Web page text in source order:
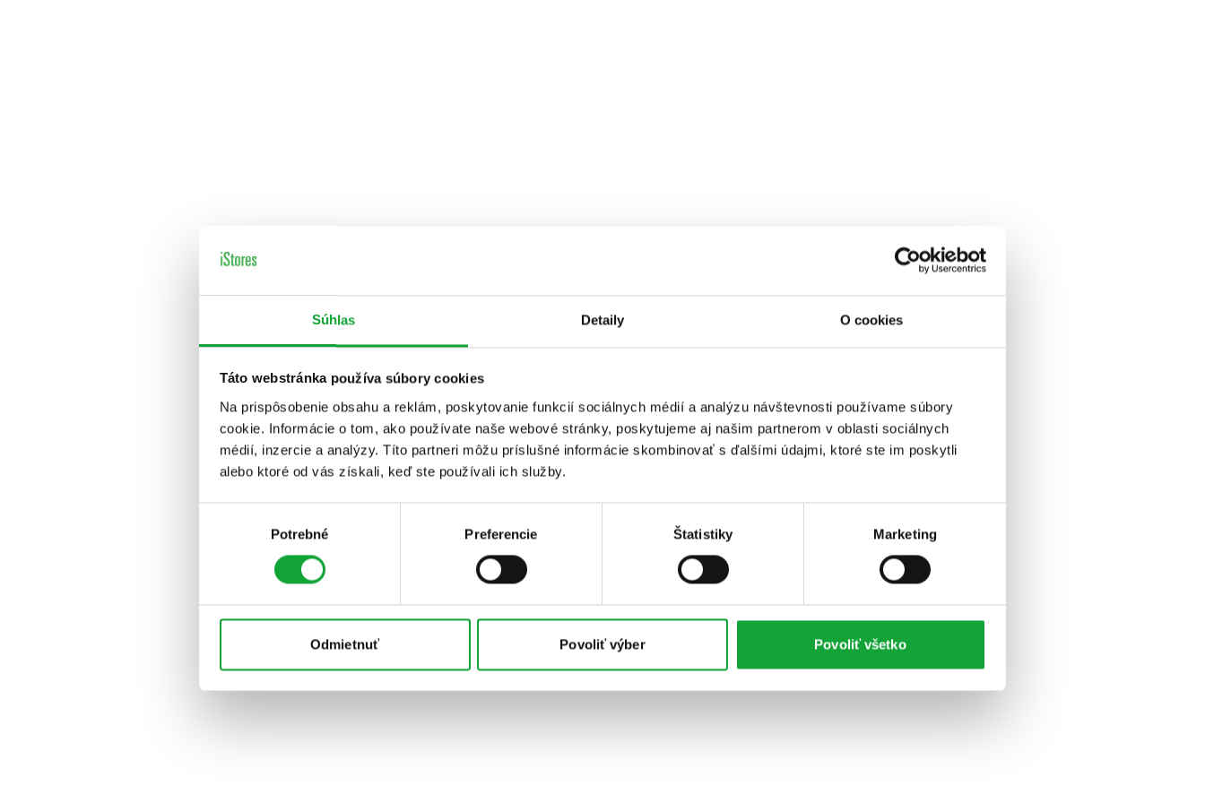
Súhlas Detaily O cookies
Táto webstránka používa súbory cookies
Na prispôsobenie obsahu a reklám, poskytovanie funkcií sociálnych médií a analýzu návštevnosti používame súbory
cookie. Informácie o tom, ako používate naše webové stránky, poskytujeme aj našim partnerom v oblasti sociálnych
médií, inzercie a analýzy. Títo partneri môžu príslušné informácie skombinovať s ďalšími údajmi, ktoré ste im poskytli
alebo ktoré od vás získali, keď ste používali ich služby.
Potrebné Preferencie Štatistiky Marketing
Odmietnuť Povoliť výber Povoliť všetko